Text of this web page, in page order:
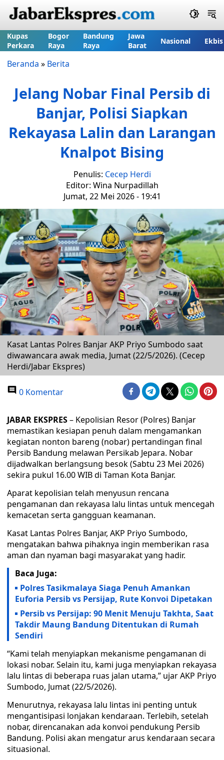
Kupas
Perkara
Bogor
Raya
Bandung
Raya
Jawa
Barat
Nasional Ekbis
Beranda » Berita
Jelang Nobar Final Persib di
Banjar, Polisi Siapkan
Rekayasa Lalin dan Larangan
Knalpot Bising
Penulis: Cecep Herdi
Editor: Wina Nurpadillah
Jumat, 22 Mei 2026 - 19:41
Kasat Lantas Polres Banjar AKP Priyo Sumbodo saat
diwawancara awak media, Jumat (22/5/2026). (Cecep
Herdi/Jabar Ekspres)
0 Komentar
JABAR EKSPRES– Kepolisian Resor (Polres) Banjar
memastikan kesiapan penuh dalam mengamankan
kegiatan nonton bareng (nobar) pertandingan final
Persib Bandung melawan Persikab Jepara. Nobar
dijadwalkan berlangsung besok (Sabtu 23 Mei 2026)
sekira pukul 16.00 WIB di Taman Kota Banjar.
Aparat kepolisian telah menyusun rencana
pengamanan dan rekayasa lalu lintas untuk mencegah
kemacetan serta gangguan keamanan.
Kasat Lantas Polres Banjar, AKP Priyo Sumbodo,
mengatakan bahwa pihaknya ingin memberikan rasa
aman dan nyaman bagi masyarakat yang hadir.
Baca Juga:
Polres Tasikmalaya Siaga Penuh Amankan
Euforia Persib vs Persijap, Rute Konvoi Dipetakan
Persib vs Persijap: 90 Menit Menuju Takhta, Saat
Takdir Maung Bandung Ditentukan di Rumah
Sendiri
“Kami telah menyiapkan mekanisme pengamanan di
lokasi nobar. Selain itu, kami juga menyiapkan rekayasa
lalu lintas di beberapa ruas jalan utama,” ujar AKP Priyo
Sumbodo, Jumat (22/5/2026).
Menurutnya, rekayasa lalu lintas ini penting untuk
mengantisipasi lonjakan kendaraan. Terlebih, setelah
nobar, direncanakan ada konvoi pendukung Persib
Bandung. Polisi akan mengatur arus kendaraan secara
situasional.